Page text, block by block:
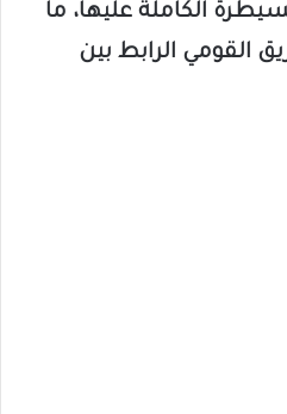
الكاملة عليها، ما
القومي الرابط بين